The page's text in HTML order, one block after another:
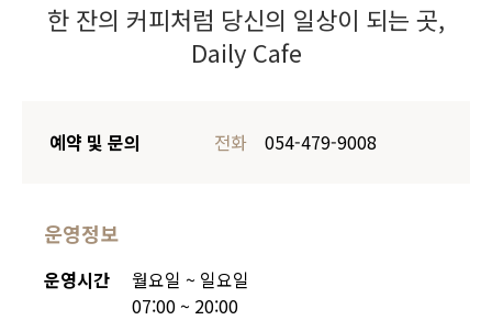
한 잔의 커피처럼 당신의 일상이 되는 곳,
Daily Cafe
예약 및 문의 전화 054-479-9008
운영정보
운영시간
월요일 ~ 일요일
07:00 ~ 20:00